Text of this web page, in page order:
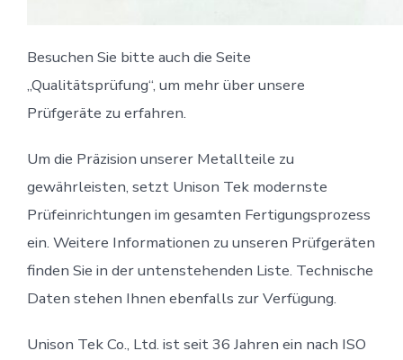
Besuchen Sie bitte auch die Seite
„Qualitätsprüfung“, um mehr über unsere
Prüfgeräte zu erfahren.
Um die Präzision unserer Metallteile zu
gewährleisten, setzt Unison Tek modernste
Prüfeinrichtungen im gesamten Fertigungsprozess
ein. Weitere Informationen zu unseren Prüfgeräten
finden Sie in der untenstehenden Liste. Technische
Daten stehen Ihnen ebenfalls zur Verfügung.
Unison Tek Co., Ltd. ist seit 36 ​​Jahren ein nach ISO